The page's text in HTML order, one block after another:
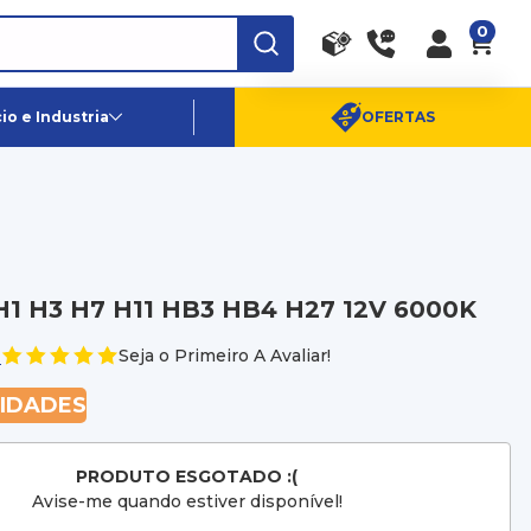
Canais de Atendimento
(11) 96359-6656
SAC:(11) 4003-0880
0
e Industria OFERTAS
H3 H7 H11 HB3 HB4 H27 12V 6000K
Seja o Primeiro A Avaliar!
PRODUTO ESGOTADO :(
Avise-me quando estiver disponível!